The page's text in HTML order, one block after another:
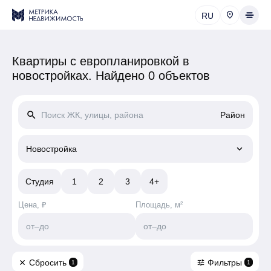
RU
Квартиры c европланировкой в
новостройках. Найдено 0 объектов
search Район
Новостройка keyboard_arrow_down
Студия 1 2 3 4+
Цена, ₽
от–до
Площадь, м²
от–до
close Сбросить 1 tune Фильтры 1